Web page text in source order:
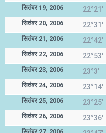
सितंबर 19, 2006 22°21'
सितंबर 20, 2006 22°31'
सितंबर 21, 2006 22°42'
सितंबर 22, 2006 22°53'
सितंबर 23, 2006 23°3'
सितंबर 24, 2006 23°14'
सितंबर 25, 2006 23°25'
सितंबर 26, 2006 23°36'
सितंबर 27, 2006